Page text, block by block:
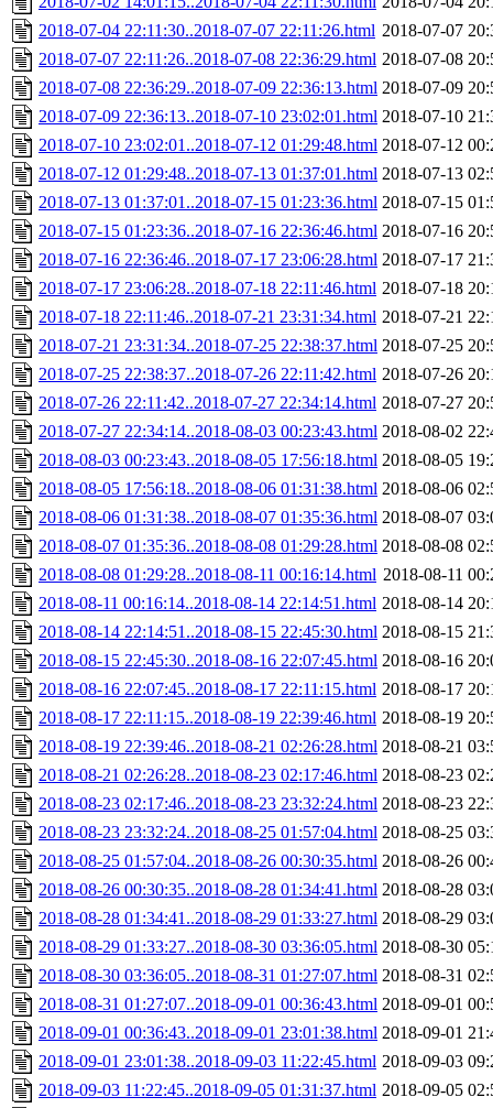
2018-07-04 22:11:30..2018-07-07 22:11:26.html 2018-07-07
2018-07-07 22:11:26..2018-07-08 22:36:29.html 2018-07-08
2018-07-08 22:36:29..2018-07-09 22:36:13.html 2018-07-09
2018-07-09 22:36:13..2018-07-10 23:02:01.html 2018-07-10
2018-07-10 23:02:01..2018-07-12 01:29:48.html 2018-07-12
2018-07-12 01:29:48..2018-07-13 01:37:01.html 2018-07-13
2018-07-13 01:37:01..2018-07-15 01:23:36.html 2018-07-15
2018-07-15 01:23:36..2018-07-16 22:36:46.html 2018-07-16
2018-07-16 22:36:46..2018-07-17 23:06:28.html 2018-07-17
2018-07-17 23:06:28..2018-07-18 22:11:46.html 2018-07-18
2018-07-18 22:11:46..2018-07-21 23:31:34.html 2018-07-21
2018-07-21 23:31:34..2018-07-25 22:38:37.html 2018-07-25
2018-07-25 22:38:37..2018-07-26 22:11:42.html 2018-07-26
2018-07-26 22:11:42..2018-07-27 22:34:14.html 2018-07-27
2018-07-27 22:34:14..2018-08-03 00:23:43.html 2018-08-02
2018-08-03 00:23:43..2018-08-05 17:56:18.html 2018-08-05
2018-08-05 17:56:18..2018-08-06 01:31:38.html 2018-08-06
2018-08-06 01:31:38..2018-08-07 01:35:36.html 2018-08-07
2018-08-07 01:35:36..2018-08-08 01:29:28.html 2018-08-08
2018-08-08 01:29:28..2018-08-11 00:16:14.html 2018-08-11
2018-08-11 00:16:14..2018-08-14 22:14:51.html 2018-08-14
2018-08-14 22:14:51..2018-08-15 22:45:30.html 2018-08-15
2018-08-15 22:45:30..2018-08-16 22:07:45.html 2018-08-16
2018-08-16 22:07:45..2018-08-17 22:11:15.html 2018-08-17
2018-08-17 22:11:15..2018-08-19 22:39:46.html 2018-08-19
2018-08-19 22:39:46..2018-08-21 02:26:28.html 2018-08-21
2018-08-21 02:26:28..2018-08-23 02:17:46.html 2018-08-23
2018-08-23 02:17:46..2018-08-23 23:32:24.html 2018-08-23
2018-08-23 23:32:24..2018-08-25 01:57:04.html 2018-08-25
2018-08-25 01:57:04..2018-08-26 00:30:35.html 2018-08-26
2018-08-26 00:30:35..2018-08-28 01:34:41.html 2018-08-28
2018-08-28 01:34:41..2018-08-29 01:33:27.html 2018-08-29
2018-08-29 01:33:27..2018-08-30 03:36:05.html 2018-08-30
2018-08-30 03:36:05..2018-08-31 01:27:07.html 2018-08-31
2018-08-31 01:27:07..2018-09-01 00:36:43.html 2018-09-01
2018-09-01 00:36:43..2018-09-01 23:01:38.html 2018-09-01
2018-09-01 23:01:38..2018-09-03 11:22:45.html 2018-09-03
2018-09-03 11:22:45..2018-09-05 01:31:37.html 2018-09-05